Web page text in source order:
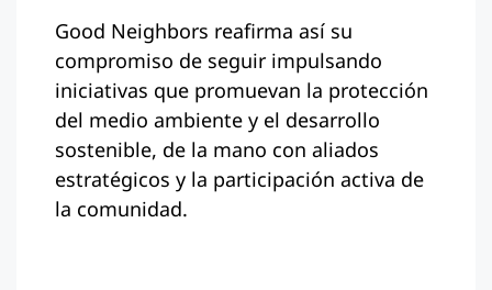
Good Neighbors reafirma así su
compromiso de seguir impulsando
iniciativas que promuevan la protección
del medio ambiente y el desarrollo
sostenible, de la mano con aliados
estratégicos y la participación activa de
la comunidad.